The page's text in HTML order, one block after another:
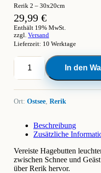
Rerik 2 – 30x20cm
29,99 €
Enthält 19% MwSt.
zzgl. Versand
Lieferzeit: 10 Werktage
Leinwand
Rerik
2
In den
Ort: Ostsee, Rerik
Beschreibung
Zusätzliche
Vereiste Hagebutten
zwischen Schnee und
über Rerik hervor.